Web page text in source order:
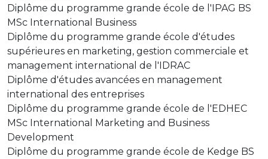
Diplôme du programme grande école de l'IPAG BS
MSc International Business
Diplôme du programme grande école d'études
supérieures en marketing, gestion commerciale et
management international de l'IDRAC
Diplôme d'études avancées en management
international des entreprises
Diplôme du programme grande école de l'EDHEC
MSc International Marketing and Business
Development
Diplôme du programme grande école de Kedge BS